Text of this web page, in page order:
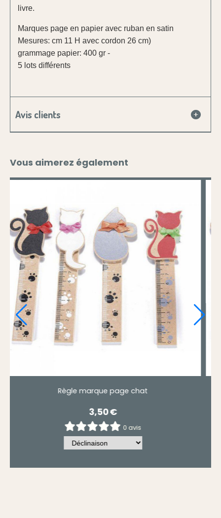
livre.
Marques page en papier avec ruban en satin
Mesures: cm 11 H avec cordon 26 cm)
grammage papier: 400 gr -
5 lots différents
Avis clients
Vous aimerez également